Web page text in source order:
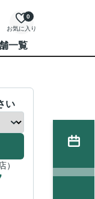
お気に入り
0
一覧
い
）